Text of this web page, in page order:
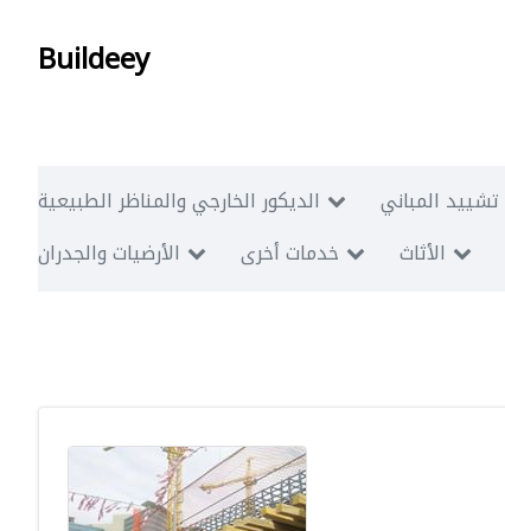
Buildeey
الديكور الخارجي والمناظر الطبيعية تشييد المباني
الأرضيات والجدران
خدمات أخرى الأثاث